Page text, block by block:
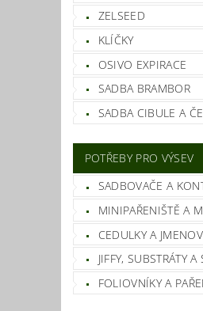
ZELSEED
KLÍČKY
OSIVO EXPIRACE
SADBA BRAMBOR
SADBA CIBULE A
POTŘEBY PRO VÝSEV
SADBOVAČE A
MINIPAŘENIŠTĚ A
CEDULKY A
JIFFY, SUBSTRÁTY
FOLIOVNÍKY A